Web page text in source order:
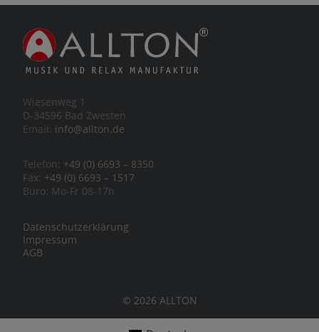
Wiesenweg 1
D-34596 Bad Zwesten
Email: info@allton.de
Telefon: +49 (0) 6693 – 8350
Fax: +49 (0) 6693 – 1517
Büro: Mo-Fr 08-17h
Datenschutzerklärung
Impressum
AGB
© 2026 ALLTON